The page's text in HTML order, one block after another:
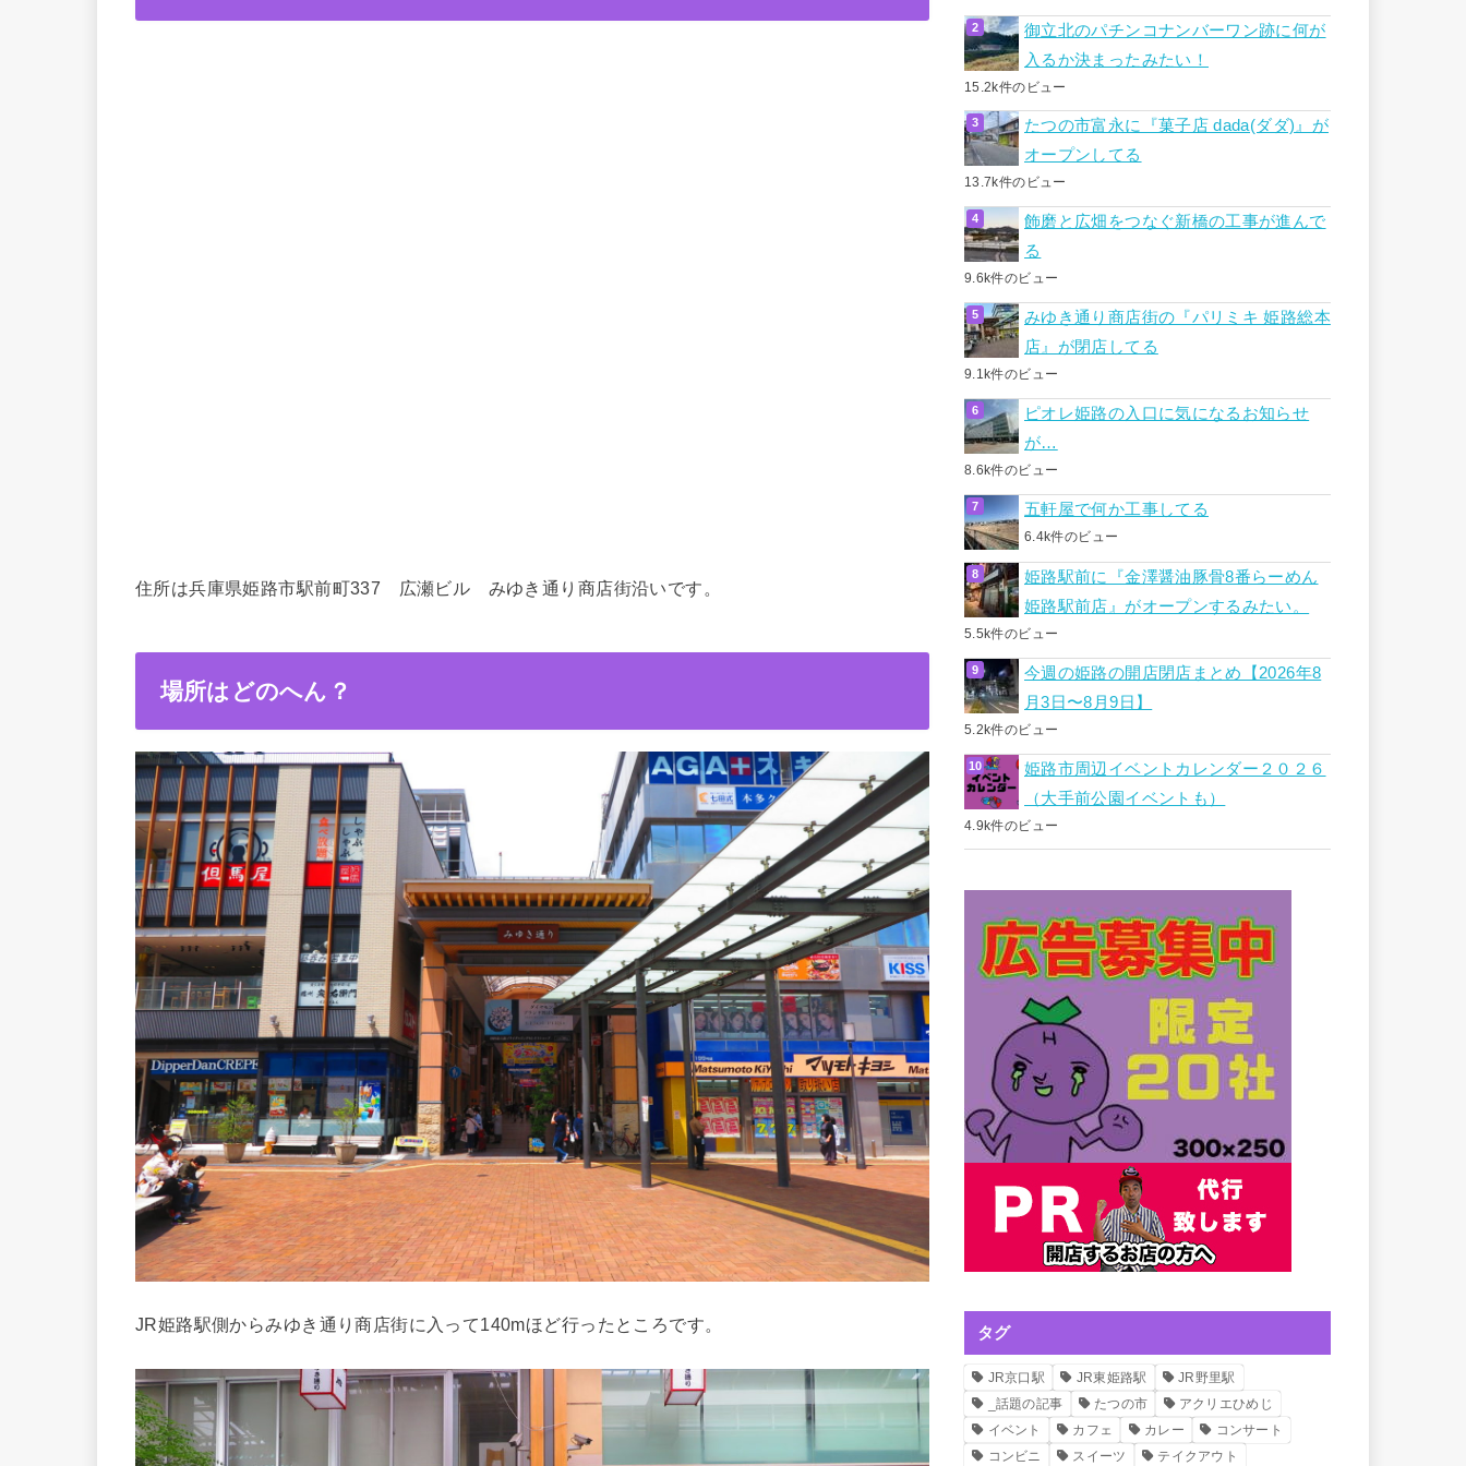
住所は兵庫県姫路市駅前町337 広瀬ビル みゆき通り商店街沿いです。
場所はどのへん？
JR姫路駅側からみゆき通り商店街に入って140mほど行ったところです。
御立北のパチンコナンバーワン跡に何が
入るか決まったみたい！
15.2k件のビュー
たつの市富永に『菓子店 dada(ダダ)』が
オープンしてる
13.7k件のビュー
飾磨と広畑をつなぐ新橋の工事が進んで
る
9.6k件のビュー
みゆき通り商店街の『パリミキ 姫路総本
店』が閉店してる
9.1k件のビュー
ピオレ姫路の入口に気になるお知らせ
が…
8.6k件のビュー
五軒屋で何か工事してる
6.4k件のビュー
姫路駅前に『金澤醤油豚骨8番らーめん
姫路駅前店』がオープンするみたい。
5.5k件のビュー
今週の姫路の開店閉店まとめ【2026年8
月3日〜8月9日】
5.2k件のビュー
姫路市周辺イベントカレンダー２０２６
（大手前公園イベントも）
4.9k件のビュー
タグ
JR京口駅 JR東姫路駅
JR野里駅
_話題の記事
たつの市
アクリエひめじ
イベント
カフェ カレー
コンサート
コンビニ
スイーツ テイクアウト